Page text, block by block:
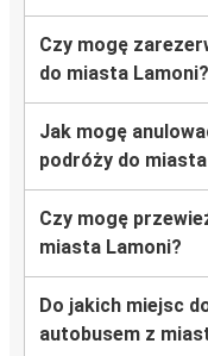
Czy mogę
do miasta Lamoni?
Jak mogę
podróży do
Czy mogę
miasta Lamoni?
Do jakich miejsc
autobusem z